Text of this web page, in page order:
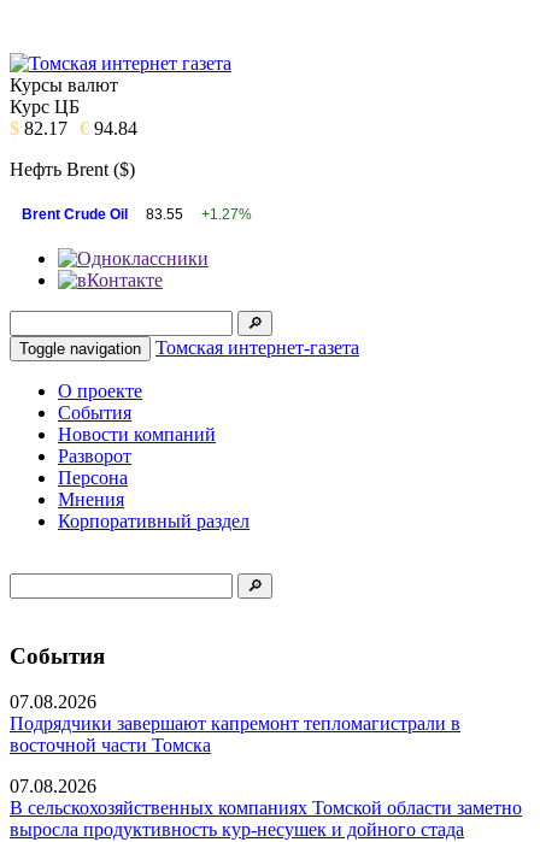
Курсы валют
Курс ЦБ
$ 82.17 € 94.84
Нефть Brent ($)
Brent Crude Oil 83.55 +1.27%
Toggle navigation Томская интернет-газета
О проекте
События
Новости компаний
Разворот
Персона
Мнения
Корпоративный раздел
События
07.08.2026
Подрядчики завершают капремонт тепломагистрали в
восточной части Томска
07.08.2026
В сельскохозяйственных компаниях Томской области заметно
выросла продуктивность кур-несушек и дойного стада